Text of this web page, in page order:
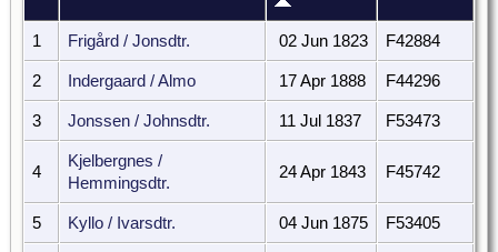
1 Frigård / Jonsdtr. 02 Jun 1823 F42884
2 Indergaard / Almo 17 Apr 1888 F44296
3 Jonssen / Johnsdtr. 11 Jul 1837 F53473
4
Kjelbergnes /
Hemmingsdtr.
24 Apr 1843 F45742
5 Kyllo / Ivarsdtr. 04 Jun 1875 F53405